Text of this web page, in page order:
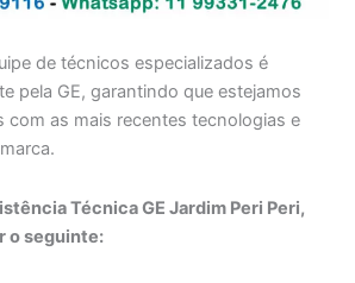
de técnicos especializados é
pela GE, garantindo que estejamos
com as mais recentes tecnologias e
Técnica GE Jardim Peri Peri,
o seguinte: